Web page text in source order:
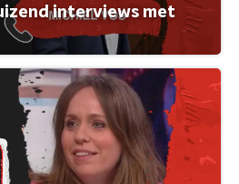
interviews met